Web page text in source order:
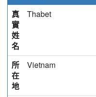
真
實
姓
名
Thabet
所
在
地
Vietnam